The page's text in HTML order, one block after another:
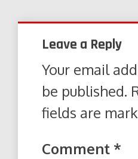
Leave a Reply
Your email
be published.
fields are
Comment *